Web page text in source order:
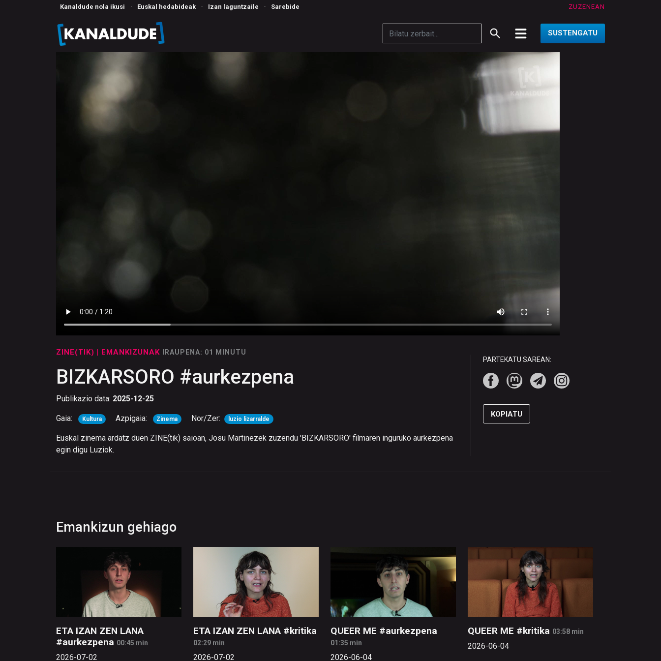
Kanaldude nola ikusi · Euskal hedabideak · Izan laguntzaile · Sarebide ZUZENEAN
SUSTENGATU
ZINE(TIK) | EMANKIZUNAK IRAUPENA: 01 MINUTU
BIZKARSORO #aurkezpena
Publikazio data: 2025-12-25
Gaia: Kultura Azpigaia: Zinema Nor/Zer: luzio lizarralde
Euskal zinema ardatz duen ZINE(tik) saioan, Josu Martinezek zuzendu 'BIZKARSORO' filmaren inguruko aurkezpena
egin digu Luziok.
PARTEKATU SAREAN:
KOPIATU
Emankizun gehiago
ETA IZAN ZEN LANA
#aurkezpena 00:45 min
2026-07-02
ETA IZAN ZEN LANA #kritika
02:29 min
2026-07-02
QUEER ME #aurkezpena
01:35 min
2026-06-04
QUEER ME #kritika 03:58 min
2026-06-04